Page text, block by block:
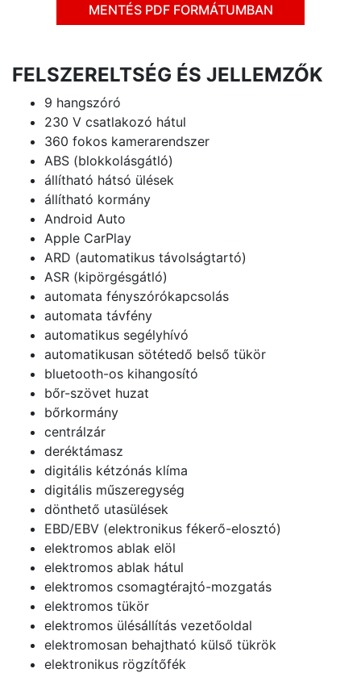
MENTÉS PDF FORMÁTUMBAN
FELSZERELTSÉG ÉS JELLEMZŐK
9 hangszóró
230 V csatlakozó hátul
360 fokos kamerarendszer
ABS (blokkolásgátló)
állítható hátsó ülések
állítható kormány
Android Auto
Apple CarPlay
ARD (automatikus távolságtartó)
ASR (kipörgésgátló)
automata fényszórókapcsolás
automata távfény
automatikus segélyhívó
automatikusan sötétedő belső tükör
bluetooth-os kihangosító
bőr-szövet huzat
bőrkormány
centrálzár
deréktámasz
digitális kétzónás klíma
digitális műszeregység
dönthető utasülések
EBD/EBV (elektronikus fékerő-elosztó)
elektromos ablak elöl
elektromos ablak hátul
elektromos csomagtérajtó-mozgatás
elektromos tükör
elektromos ülésállítás vezetőoldal
elektromosan behajtható külső tükrök
elektronikus rögzítőfék